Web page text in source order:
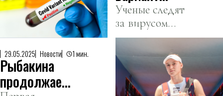
Telegram.
COVID-19
пришел в
США
Ученые следят
за вирусом
NB.1.8.1,
который
набирает
обороты.
29.05.2025 Новости 1 мин.
Рыбакина
продолжает